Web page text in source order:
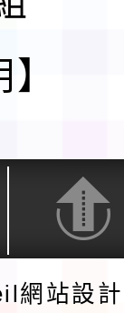
網站設